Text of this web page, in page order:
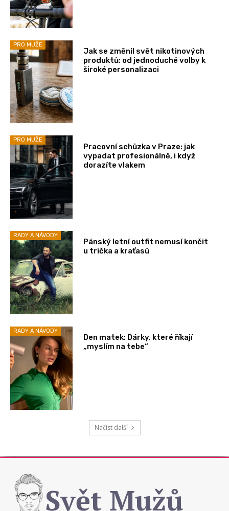
PRO MUŽE
Jak se změnil svět nikotinových
produktů: od jednoduché volby k
široké personalizaci
PRO MUŽE
Pracovní schůzka v Praze: jak
vypadat profesionálně, i když
dorazíte vlakem
RADY A NÁVODY
Pánský letní outfit nemusí končit
u trička a kraťasů
RADY A NÁVODY
Den matek: Dárky, které říkají
„myslím na tebe“
Načíst další
Svět Mužů